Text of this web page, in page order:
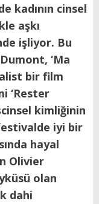
kadının cinsel
aşkı
işliyor. Bu
‘Ma
bir film
‘Rester
kimliğinin
iyi bir
hayal
Olivier
olan
dahi